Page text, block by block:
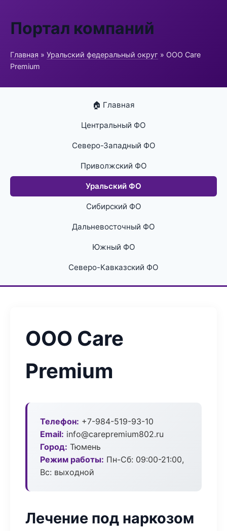
Портал компаний
Главная » Уральский федеральный округ » ООО Care
Premium
🏠 Главная
Центральный ФО
Северо-Западный ФО
Приволжский ФО
Уральский ФО
Сибирский ФО
Дальневосточный ФО
Южный ФО
Северо-Кавказский ФО
ООО Care
Premium
Телефон: +7-984-519-93-10
Email: info@carepremium802.ru
Город: Тюмень
Режим работы: Пн-Сб: 09:00-21:00,
Вс: выходной
Лечение под наркозом